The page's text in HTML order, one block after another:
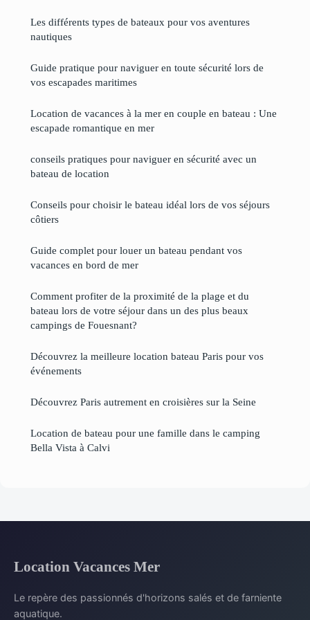
Les différents types de bateaux pour vos aventures
nautiques
Guide pratique pour naviguer en toute sécurité lors de
vos escapades maritimes
Location de vacances à la mer en couple en bateau : Une
escapade romantique en mer
conseils pratiques pour naviguer en sécurité avec un
bateau de location
Conseils pour choisir le bateau idéal lors de vos séjours
côtiers
Guide complet pour louer un bateau pendant vos
vacances en bord de mer
Comment profiter de la proximité de la plage et du
bateau lors de votre séjour dans un des plus beaux
campings de Fouesnant?
Découvrez la meilleure location bateau Paris pour vos
événements
Découvrez Paris autrement en croisières sur la Seine
Location de bateau pour une famille dans le camping
Bella Vista à Calvi
Location Vacances Mer
Le repère des passionnés d'horizons salés et de farniente
aquatique.